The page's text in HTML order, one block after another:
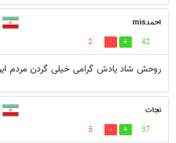
احمدmis
42
2
روحش شاد یادش گرامی خیلی گردن مردم
نجات
37
5